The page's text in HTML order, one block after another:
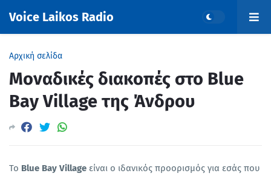
Voice Laikos Radio
Αρχική σελίδα
Μοναδικές διακοπές στο Blue
Bay Village της Άνδρου
Το Blue Bay Village είναι ο ιδανικός προορισμός για εσάς που